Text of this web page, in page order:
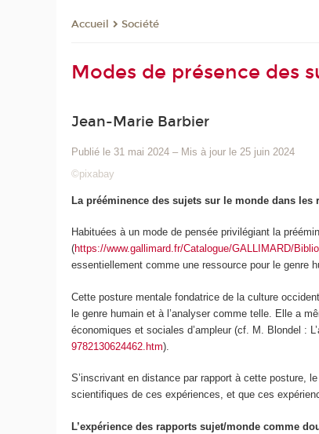
Accueil Société
Modes de présence des
Jean-Marie Barbier
Publié le 31 mai 2024 – Mis à jour le 25 juin 2024
©pixabay
La prééminence des sujets sur le monde dans les
Habituées à un mode de pensée privilégiant la
(https://www.gallimard.fr/Catalogue/GALLIMARD/
essentiellement comme une ressource pour le genre
Cette posture mentale fondatrice de la culture
le genre humain et à l’analyser comme telle. Elle a
économiques et sociales d’ampleur (cf. M. Blondel :
9782130624462.htm).
S’inscrivant en distance par rapport à cette posture,
scientifiques de ces expériences, et que ces
L’expérience des rapports sujet/monde comme